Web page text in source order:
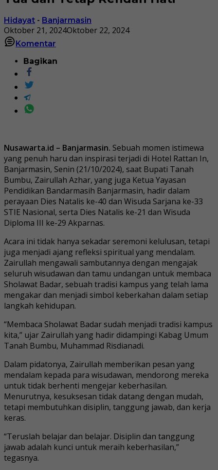
Hidayat - Banjarmasin
Oktober 21, 2024Oktober 22, 2024
Komentar
Bagikan
Nusawarta.id – Banjarmasin. Sebuah momen istimewa
yang penuh haru dan inspirasi terjadi di Hotel Rattan In,
Banjarmasin, Senin (21/10/2024), saat Bupati Tanah
Bumbu, Zairullah Azhar, yang juga Ketua Yayasan
Pendidikan Bandarmasih Banjarmasin, hadir dalam
perayaan Dies Natalis ke-40 dan Wisuda Sarjana ke-33
STIE Nasional, serta Dies Natalis ke-21 dan Wisuda
Diploma III ke-29 Akparnas.
Acara ini tidak hanya sekadar seremoni kelulusan, tetapi
juga menjadi ajang refleksi spiritual yang mendalam.
Zairullah mengawali sambutannya dengan mengajak
seluruh wisudawan dan tamu undangan untuk membaca
Sholawat Badar, sebuah tradisi kampus yang telah lama
mengakar dan menjadi simbol keberkahan dalam setiap
langkah kehidupan.
“Membaca Sholawat Badar sudah menjadi tradisi kampus
kita,” ujar Zairullah yang hadir didampingi Kabag Umum
Tanah Bumbu, Muhammad Risdianadi.
Dalam pidatonya, Zairullah memberikan pesan yang
mendalam kepada para wisudawan, mendorong mereka
untuk tidak berhenti mengejar keberhasilan.
Menurutnya, kesuksesan tidak datang dengan mudah,
tetapi membutuhkan disiplin, tanggung jawab, dan kerja
keras.
“Teruslah belajar dan belajar. Disiplin dan tanggung
jawab adalah kunci untuk meraih keberhasilan,”
tegasnya.